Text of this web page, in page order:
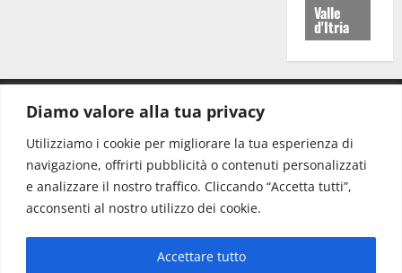
Diamo valore alla tua privacy
Utilizziamo i cookie per migliorare la tua esperienza di
navigazione, offrirti pubblicità o contenuti personalizzati
e analizzare il nostro traffico. Cliccando “Accetta tutti”,
acconsenti al nostro utilizzo dei cookie.
Accettare tutto
Valle
d'Itria
Redazione: redazione@www.martinasera.it
Direttore:direttore@www.martinasera.it
Info & Commerciale:info@www.martinasera.it